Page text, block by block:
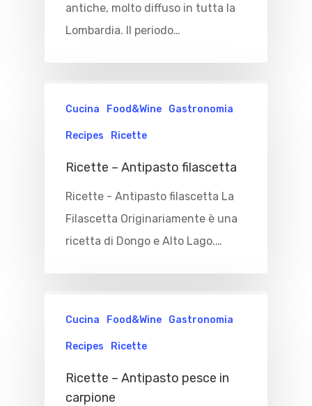
antiche, molto diffuso in tutta la
Lombardia. Il periodo…
Cucina Food&Wine Gastronomia
Recipes Ricette
Ricette – Antipasto filascetta
Ricette - Antipasto filascetta La
Filascetta Originariamente è una
ricetta di Dongo e Alto Lago.…
Cucina Food&Wine Gastronomia
Recipes Ricette
Ricette – Antipasto pesce in
carpione
Home
Immobili
Cosa Fare
Esperienze
Voli In Elicottero
Dove